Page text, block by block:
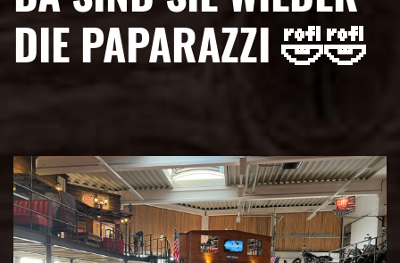
DIE PAPARAZZI 🤣🤣